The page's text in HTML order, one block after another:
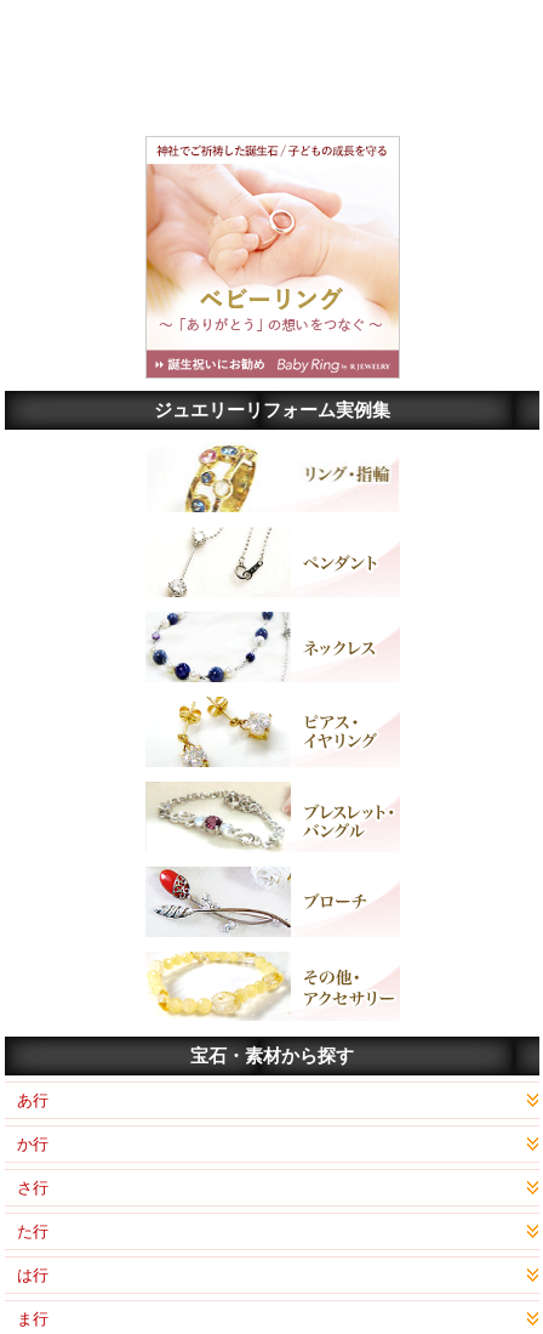
ジュエリーリフォーム実例集
宝石・素材から探す
あ行
か行
さ行
た行
は行
ま行